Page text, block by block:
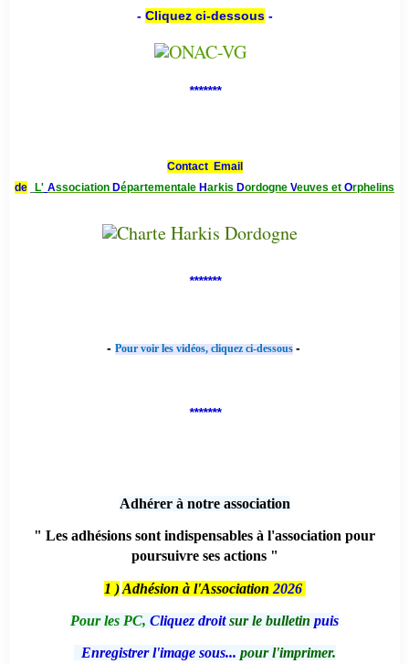
- Cliquez ci-dessous-
*******
Contact Email
de
L' Association Départementale Harkis Dordogne Veuves et Orphelins
*******
- Pour voir les vidéos, cliquez ci-dessous -
*******
Adhérer à notre association
" Les adhésions sont indispensables à l'association pour
poursuivre ses actions "
1 ) Adhésion à l'Association 2026
Pour les PC, Cliquez droitsur le bulletin puis
Enregistrer l'image sous... pour l'imprimer.